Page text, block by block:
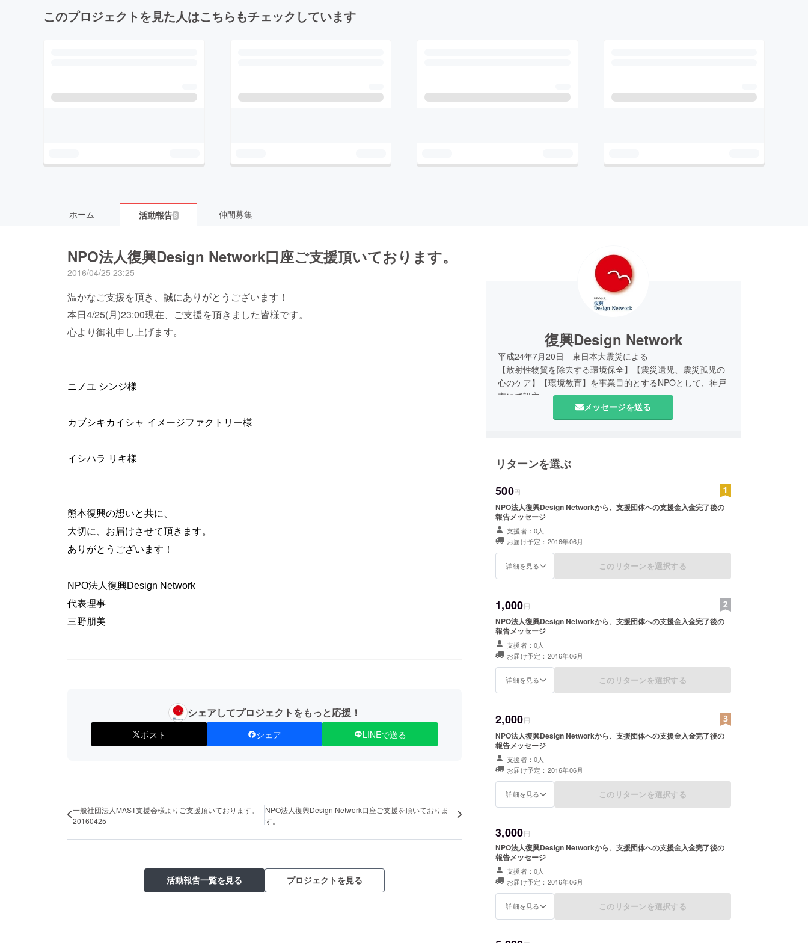
このプロジェクトを見た人はこちらもチェックしています
ホーム 活動報告8 仲間募集
NPO法人復興Design Network口座ご支援頂いております。
2016/04/25 23:25
温かなご支援を頂き、誠にありがとうございます！
本日4/25(月)23:00現在、ご支援を頂きました皆様です。
心より御礼申し上げます。
ニノユ シンジ様
カブシキカイシャ イメージファクトリー様
イシハラ リキ様
熊本復興の想いと共に、
大切に、お届けさせて頂きます。
ありがとうございます！
NPO法人復興Design Network
代表理事
三野朋美
シェアしてプロジェクトをもっと応援！
ポスト シェア LINEで送る
一般社団法人MAST支援会様よりご支援頂いております。
20160425
NPO法人復興Design Network口座ご支援を頂いておりま
す。
活動報告一覧を見る プロジェクトを見る
復興Design Network
平成24年7月20日 東日本大震災による
【放射性物質を除去する環境保全】【震災遺児、震災孤児の
心のケア】【環境教育】を事業目的とするNPOとして、神戸
市にて設立。
【認証番号】神戸参市協第263号の11
メッセージを送る
リターンを選ぶ
500円
NPO法人復興Design Networkから、支援団体への支援金入金完了後の
報告メッセージ
支援者：0人
お届け予定：2016年06月
詳細を見る このリターンを選択する
1,000円
NPO法人復興Design Networkから、支援団体への支援金入金完了後の
報告メッセージ
支援者：0人
お届け予定：2016年06月
詳細を見る このリターンを選択する
2,000円
NPO法人復興Design Networkから、支援団体への支援金入金完了後の
報告メッセージ
支援者：0人
お届け予定：2016年06月
詳細を見る このリターンを選択する
3,000円
NPO法人復興Design Networkから、支援団体への支援金入金完了後の
報告メッセージ
支援者：0人
お届け予定：2016年06月
詳細を見る このリターンを選択する